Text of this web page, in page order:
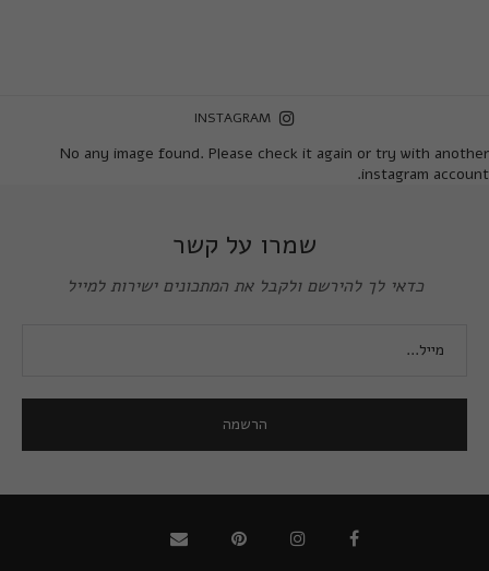
INSTAGRAM
No any image found. Please check it again or try with another
instagram account.
שמרו על קשר
כדאי לך להירשם ולקבל את המתכונים ישירות למייל